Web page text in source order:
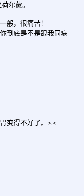
尔蒙。
般，很痛苦！
到底是不是跟我同病
变得不好了。>.<